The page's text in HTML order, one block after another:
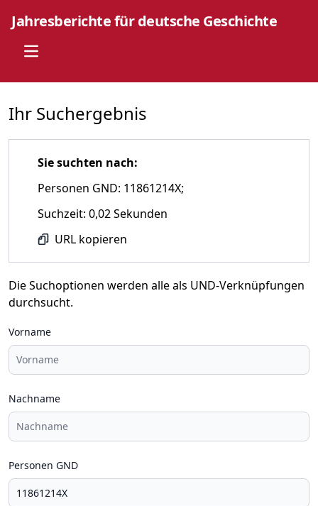
Jahresberichte für deutsche Geschichte
Open main menu
Ihr Suchergebnis
Sie suchten nach:
Personen GND: 11861214X;
Suchzeit: 0,02 Sekunden
URL kopieren
Die Suchoptionen werden alle als UND-Verknüpfungen
durchsucht.
Vorname
Nachname
Personen GND